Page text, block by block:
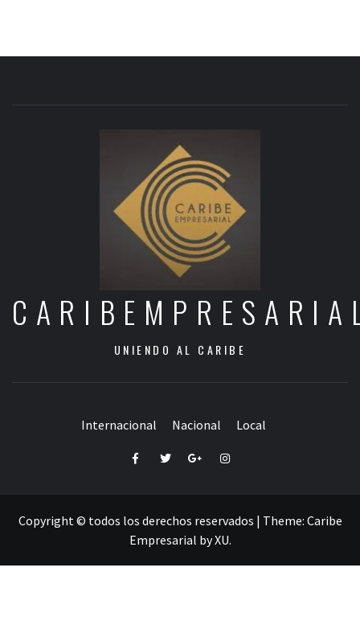
UNIENDO AL CARIBE
Internacional Nacional Local
FacebookTwitterGoogle+Instagram
Copyright © todos los derechos reservados | Theme: Caribe
Empresarial byXU.